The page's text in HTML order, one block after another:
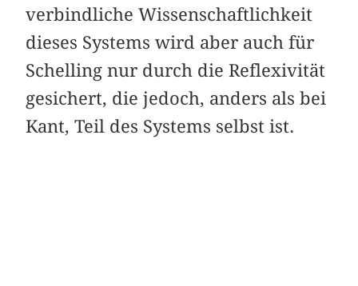
verbindliche Wissenschaftlichkeit
dieses Systems wird aber auch für
Schelling nur durch die Reflexivität
gesichert, die jedoch, anders als bei
Kant, Teil des Systems selbst ist.